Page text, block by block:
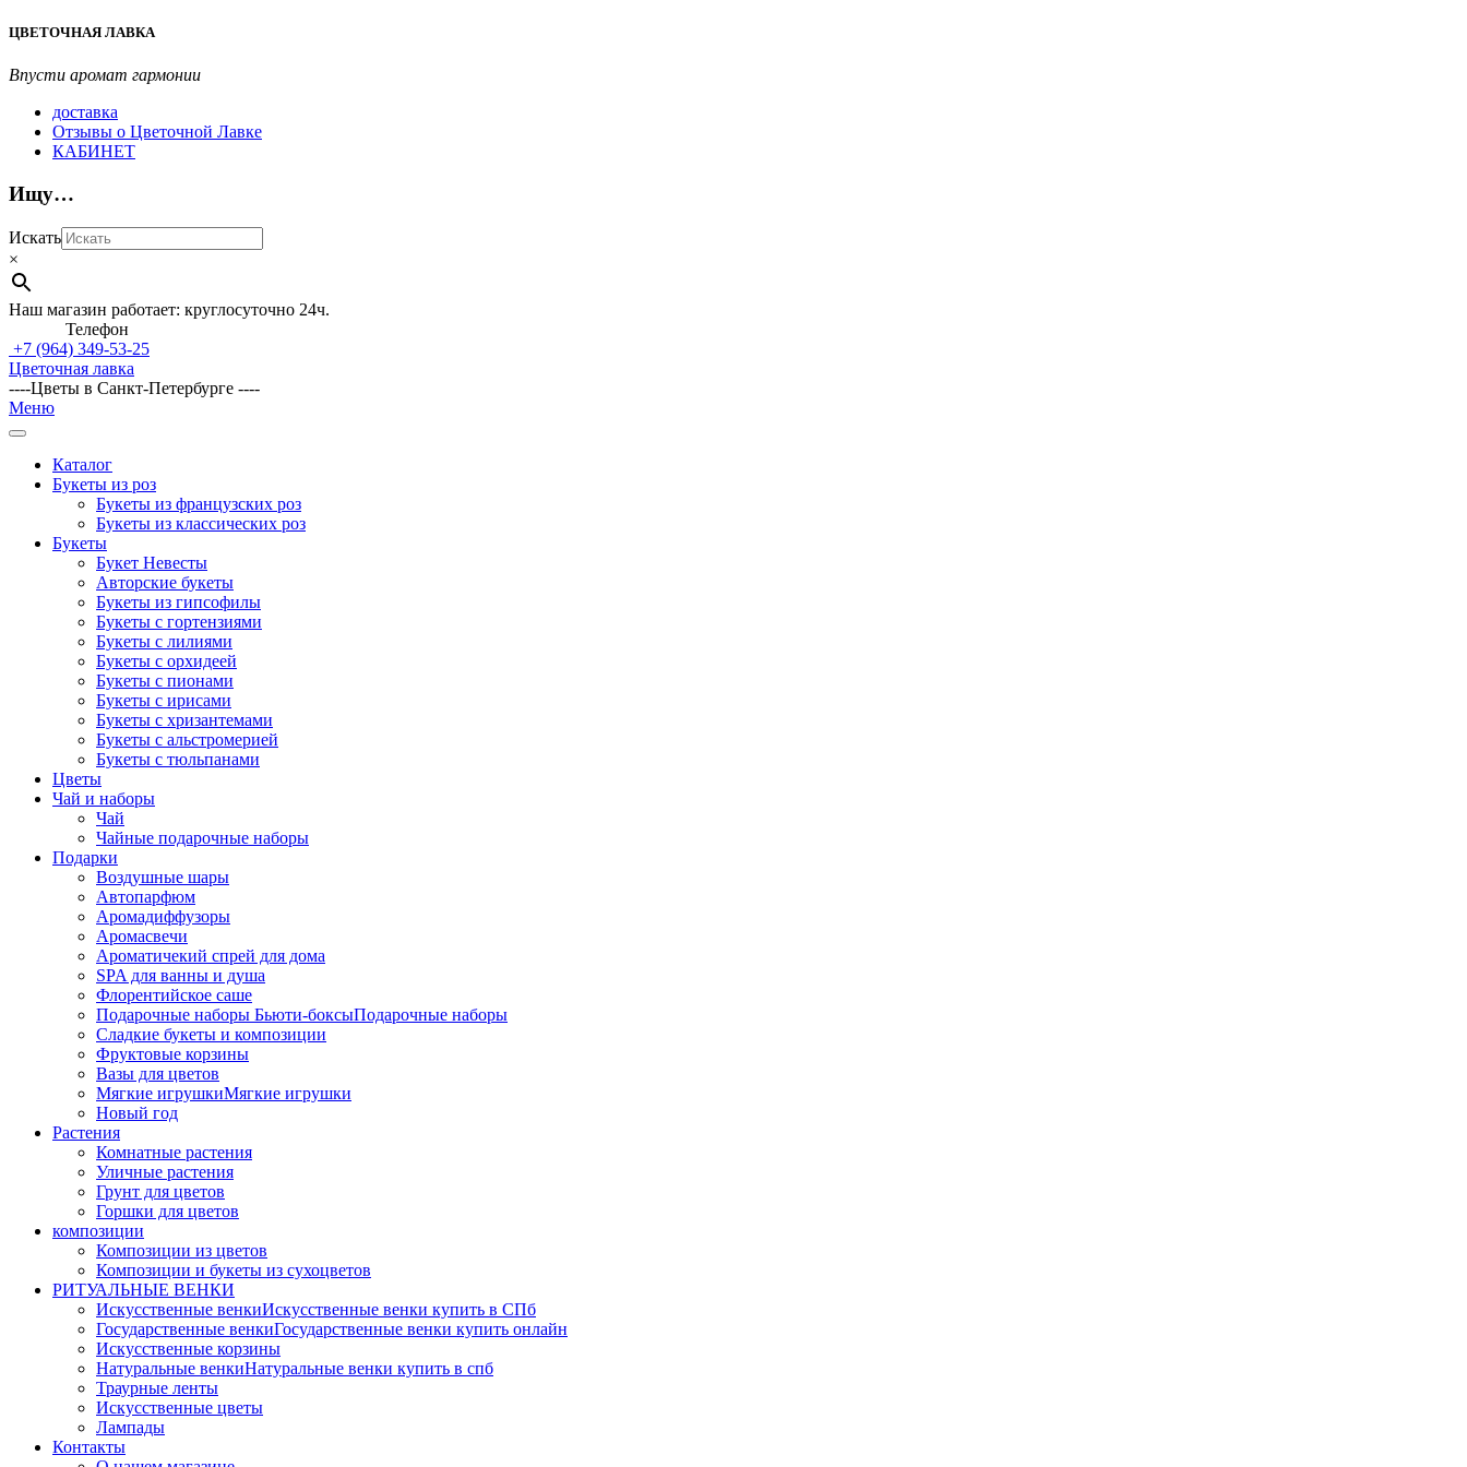
Перейти
содержимому
ЦВЕТОЧНАЯ ЛАВКА
Впусти аромат гармонии
доставка
Отзывы о Цветочной Лавке
КАБИНЕТ
Ищу…
Искать
×
Наш магазин работает: круглосуточно 24ч.
Телефон
+7 (964) 349-53-25
Цветочная лавка
----Цветы в Санкт-Петербурге ----
Главное
навигационное
Меню
Каталог
Букеты из роз
Букеты из французских роз
Букеты из классических роз
Букеты
Букет Невесты
Авторские букеты
Букеты из гипсофилы
Букеты с гортензиями
Букеты с лилиями
Букеты с орхидеей
Букеты с пионами
Букеты с ирисами
Букеты с хризантемами
Букеты с альстромерией
Букеты с тюльпанами
Цветы
Чай и наборы
Чай
Чайные подарочные наборы
Подарки
Воздушные шары
Автопарфюм
Аромадиффузоры
Аромасвечи
Ароматичекий спрей для дома
SPA для ванны и душа
Флорентийское саше
Подарочные наборы Бьюти-боксыПодарочные наборы
Сладкие букеты и композиции
Фруктовые корзины
Вазы для цветов
Мягкие игрушкиМягкие игрушки
Новый год
Растения
Комнатные растения
Уличные растения
Грунт для цветов
Горшки для цветов
композиции
Композиции из цветов
Композиции и букеты из сухоцветов
РИТУАЛЬНЫЕ ВЕНКИ
Искусственные венкиИскусственные венки купить в СПб
Государственные венкиГосударственные венки купить онлайн
Искусственные корзины
Натуральные венкиНатуральные венки купить в спб
Траурные ленты
Искусственные цветы
Лампады
Контакты